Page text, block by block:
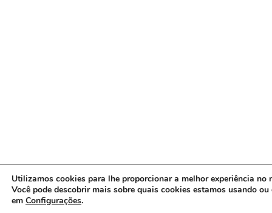
Utilizamos cookies para lhe proporcionar a melhor experiência no
Você pode descobrir mais sobre quais cookies estamos usando
em Configurações.